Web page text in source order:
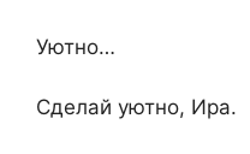
Уютно…
Сделай уютно, Ира.